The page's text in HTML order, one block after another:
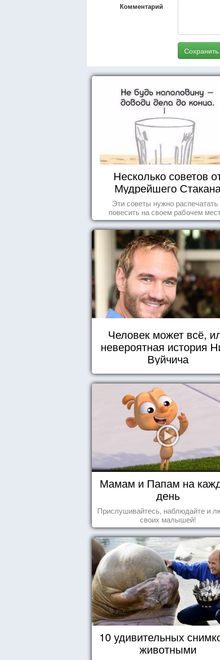
Комментарий
Сохранить
Несколько советов
Мудрейшего
Эти советы нужно распечатать
повесить на своем рабочем
Человек может всё,
невероятная история
Вуйчича
Мамам и Папам на
день
Прислушивайтесь, наблюдайте и
своих малышей!
10 удивительных
животными